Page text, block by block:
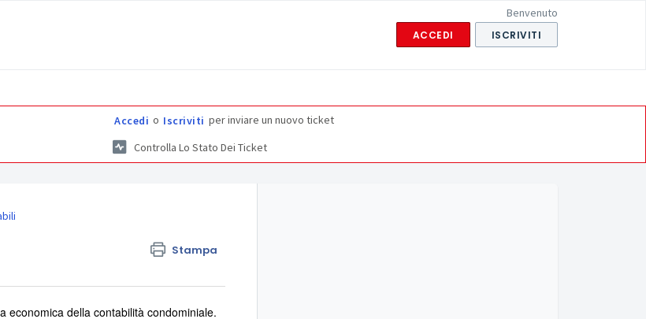
Benvenuto
ACCEDI ISCRIVITI
Accedi o Iscriviti per inviare un nuovo ticket
Controlla Lo Stato Dei Ticket
Stampa
economica della contabilità condominiale.